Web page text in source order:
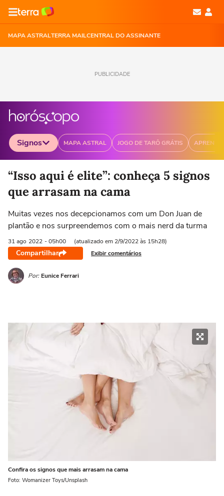
MAPA ASTRALTERRA MAILCENTRAL DO ASSINANTE
PUBLICIDADE
Signos MAPA ASTRAL JOGO DE TARÔ GRÁTIS
Selecione o signo para ver as notícias
Áries
21/03 a 20/04
Touro
21/04 a 20/05
Gêmeos
21/05 a 20/06
Câncer
21/06 a 21/07
“Isso aqui é elite”: conheça 5 signos
que arrasam na cama
Muitas vezes nos decepcionamos com um Don Juan de
plantão e nos surpreendemos com o mais nerd da turma
31 ago 2022 - 05h00 (atualizado em 2/9/2022 às 15h28)
Compartilhar Exibir comentários
Por: Eunice Ferrari
Confira os signos que mais arrasam na cama
Foto: Womanizer Toys/Unsplash